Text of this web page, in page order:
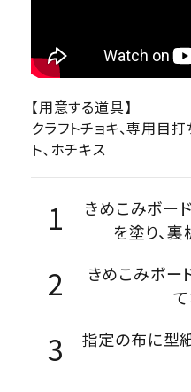
【用意する道具】
クラフトチョキ、専用目
ト、ホチキス
きめこみボー
を塗り、
きめこみボー
指定の布に型